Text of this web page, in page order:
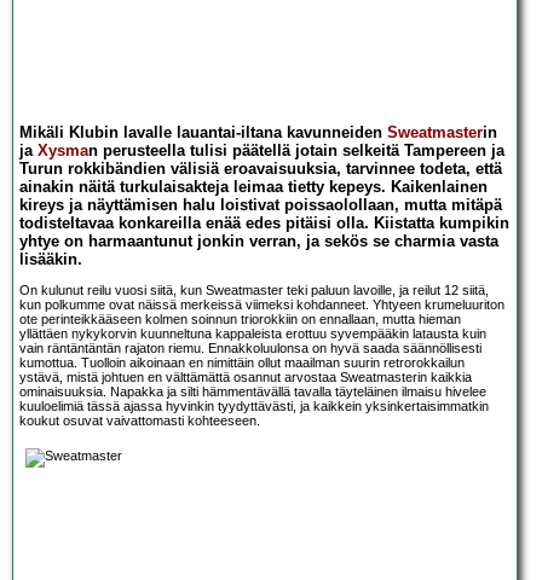
Mikäli Klubin lavalle lauantai-iltana kavunneiden Sweatmasterin
ja Xysman perusteella tulisi päätellä jotain selkeitä Tampereen ja
Turun rokkibändien välisiä eroavaisuuksia, tarvinnee todeta, että
ainakin näitä turkulaisakteja leimaa tietty kepeys. Kaikenlainen
kireys ja näyttämisen halu loistivat poissaolollaan, mutta mitäpä
todisteltavaa konkareilla enää edes pitäisi olla. Kiistatta kumpikin
yhtye on harmaantunut jonkin verran, ja sekös se charmia vasta
lisääkin.
On kulunut reilu vuosi siitä, kun Sweatmaster teki paluun lavoille, ja reilut 12 siitä,
kun polkumme ovat näissä merkeissä viimeksi kohdanneet. Yhtyeen krumeluuriton
ote perinteikkääseen kolmen soinnun triorokkiin on ennallaan, mutta hieman
yllättäen nykykorvin kuunneltuna kappaleista erottuu syvempääkin latausta kuin
vain räntäntäntän rajaton riemu. Ennakkoluulonsa on hyvä saada säännöllisesti
kumottua. Tuolloin aikoinaan en nimittäin ollut maailman suurin retrorokkailun
ystävä, mistä johtuen en välttämättä osannut arvostaa Sweatmasterin kaikkia
ominaisuuksia. Napakka ja silti hämmentävällä tavalla täyteläinen ilmaisu hivelee
kuuloelimiä tässä ajassa hyvinkin tyydyttävästi, ja kaikkein yksinkertaisimmatkin
koukut osuvat vaivattomasti kohteeseen.